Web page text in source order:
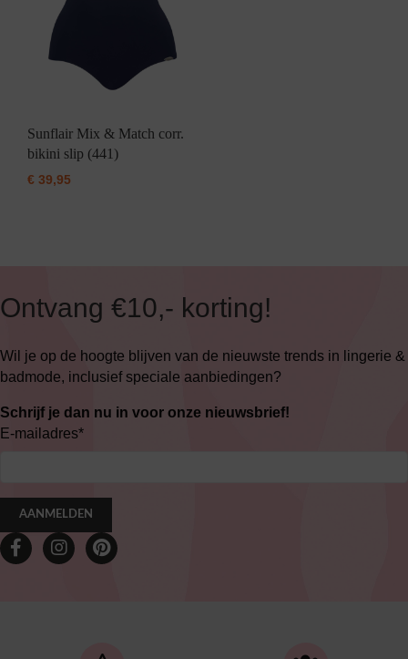
Sunflair Mix & Match corr.
bikini slip (441)
€ 39,95
Ontvang €10,- korting!
Wil je op de hoogte blijven van de nieuwste trends in lingerie &
badmode, inclusief speciale aanbiedingen?
Schrijf je dan nu in voor onze nieuwsbrief!
E-mailadres*
AANMELDEN